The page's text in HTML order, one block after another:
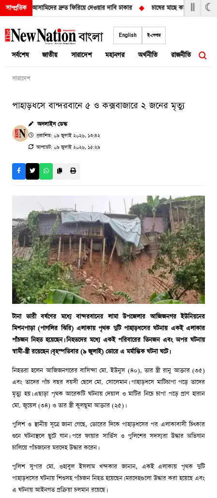
সাম্প্রতিক
হত্যার আসামিদের দ্রুত ফিরিয়ে দেওয়ার দাবি ঢাকার ◆ চাষের মাছে কাদা-কাদা গন্ধ হয়
Ⅱ ☾
to
English ই-পেপার
সর্বশেষ জাতীয় সারাদেশ মহানগর অর্থনীতি রাজনীতি
সারাদেশ
পাহাড়ধসে বান্দরবানে ৫ ও কক্সবাজারে ২ জনের মৃত্যু
অনলাইন ডেস্ক
প্রকাশিত: ০৯ জুলাই ২০২৬, ১৩:৪২
আপডেট: ০৯ জুলাই ২০২৬, ১৫:২৯
টানা ভারী বর্ষণের মধ্যে বান্দরবানের লামা উপজেলার আজিজনগর ইউনিয়নের
মিশনপাড়া (পাগলির ঝিরি) এলাকায় পৃথক দুটি পাহাড়ধসের ঘটনায় একই এলাকার
পাঁচজন নিহত হয়েছেন। নিহতদের মধ্যে একই পরিবারের তিনজন এবং অপর ঘটনায়
স্বামী-স্ত্রী রয়েছেন। বৃহস্পতিবার (৯ জুলাই) ভোরে এ মর্মান্তিক ঘটনা ঘটে।
নিহতরা হলেন আজিজনগরের বাসিন্দা মো. ইউনুস (৪০), তার স্ত্রী রানু আক্তার (৩৫)
এবং তাদের পাঁচ বছর বয়সী ছেলে মো. সোলেমান। পাহাড়ধসে মাটিচাপা পড়ে তাদের
মৃত্যু হয়। এছাড়া পৃথক আরেকটি ঘটনায় দেয়াল ও মাটির নিচে চাপা পড়ে প্রাণ হারান
মো. জুয়েল (৩৪) ও তার স্ত্রী কুলছুমা আক্তার (২৫)।
পুলিশ ও স্থানীয় সূত্রে জানা গেছে, ভোরের দিকে পাহাড়ধসের পর এলাকাবাসী চিৎকার
শুনে ঘটনাস্থলে ছুটে যান। পরে ফায়ার সার্ভিস ও পুলিশের সদস্যরা উদ্ধার অভিযান
চালিয়ে পাঁচজনের মরদেহ উদ্ধার করেন।
পুলিশ সুপার মো. ওহাবুল ইসলাম খন্দকার জানান, একই এলাকায় পৃথক দুটি
পাহাড়ধসের ঘটনায় শিশুসহ পাঁচজন নিহত হয়েছেন। মরদেহগুলো উদ্ধার করা হয়েছে এবং
এ ঘটনায় আইনগত প্রক্রিয়া চলমান রয়েছে।